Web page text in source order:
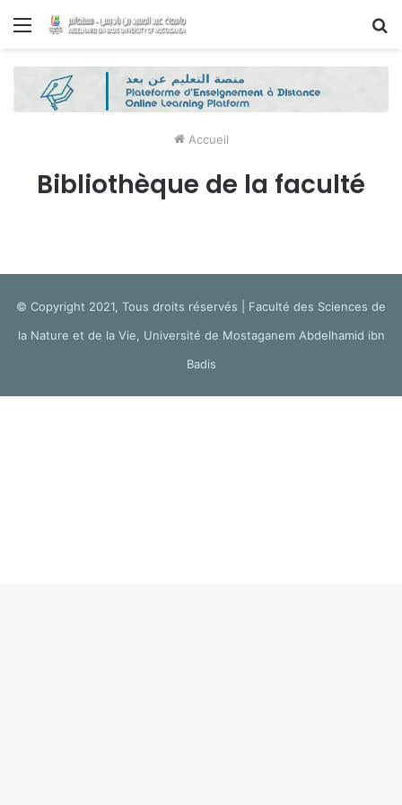
Menu
Accueil
Bibliothèque de la faculté
© Copyright 2021, Tous droits réservés | Faculté des Sciences de
la Nature et de la Vie, Université de Mostaganem Abdelhamid ibn
Badis